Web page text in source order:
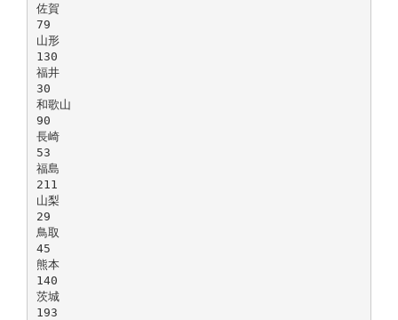
佐賀
79
山形
130
福井
30
和歌山
90
長崎
53
福島
211
山梨
29
鳥取
45
熊本
140
茨城
193